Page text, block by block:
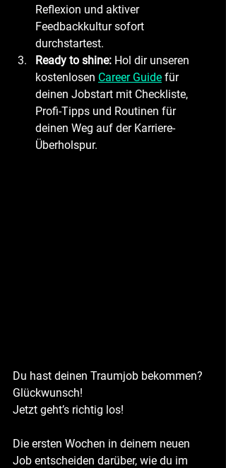
Reflexion und aktiver
Feedbackkultur sofort
durchstartest.
Ready to shine: Hol dir unseren
kostenlosen Career Guide für
deinen Jobstart mit Checkliste,
Profi-Tipps und Routinen für
deinen Weg auf der Karriere-
Überholspur.
Du hast deinen Traumjob bekommen?
Glückwunsch!
Jetzt geht’s richtig los!
Die ersten Wochen in deinem neuen
Job entscheiden darüber, wie du im